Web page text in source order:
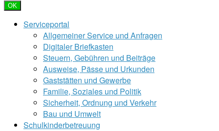
OK
Serviceportal
Allgemeiner Service und Anfragen
Digitaler Briefkasten
Steuern, Gebühren und Beiträge
Ausweise, Pässe und Urkunden
Gaststätten und Gewerbe
Familie, Soziales und Politik
Sicherheit, Ordnung und Verkehr
Bau und Umwelt
Schulkinderbetreuung